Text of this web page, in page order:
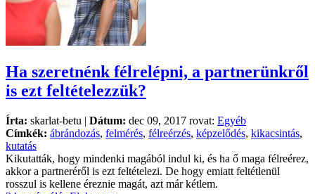
Ha szeretnénk félrelépni, a partnerünkről
is ezt feltételezzük?
Írta: skarlat-betu | Dátum: dec 09, 2017 rovat: Egyéb
Címkék: ábrándozás, felmérés, félreérzés, képzelődés, kikacsintás,
kutatás
Kikutatták, hogy mindenki magából indul ki, és ha ő maga félreérez,
akkor a partneréről is ezt feltételezi. De hogy emiatt feltétlenül
rosszul is kellene éreznie magát, azt már kétlem.